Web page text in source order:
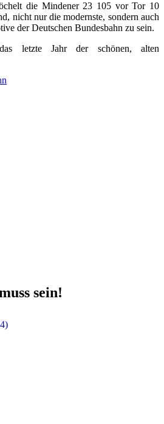
die Mindener 23 105 vor Tor 10
nicht nur die modernste, sondern auch
der Deutschen Bundesbahn zu sein.
letzte Jahr der schönen, alten
sein!